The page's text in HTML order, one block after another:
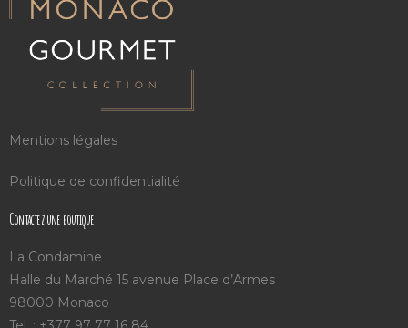
Mentions légales
Politique de confidentialité
Contactez une boutique
La Condamine
Halle du Marché 15 avenue Place d’Armes
98000 Monaco